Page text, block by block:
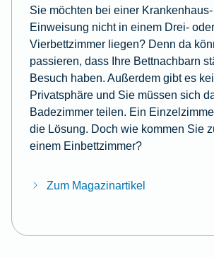
Sie möchten bei einer Krankenhaus-
Einweisung nicht in einem Drei- oder
Vierbettzimmer liegen? Denn da
passieren, dass Ihre Bettnachbarn
Besuch haben. Außerdem gibt es
Privatsphäre und Sie müssen sich
Badezimmer teilen. Ein
die Lösung. Doch wie kommen Sie
einem Einbettzimmer?
Zum Magazinartikel